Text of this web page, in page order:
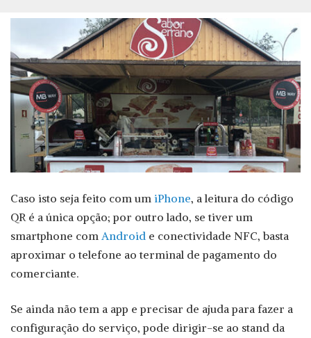
Caso isto seja feito com um iPhone, a leitura do código
QR é a única opção; por outro lado, se tiver um
smartphone com Android e conectividade NFC, basta
aproximar o telefone ao terminal de pagamento do
comerciante.
Se ainda não tem a app e precisar de ajuda para fazer a
configuração do serviço, pode dirigir-se ao stand da